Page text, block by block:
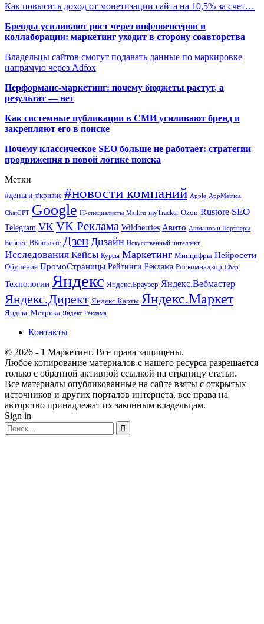
Как повысить доход от монетизации сайта на 10,5% за счет…
Бренды усиливают рост через инфлюенсеров и
коллаборации: маркетинг уходит в сторону соавторства
Владельцы сайтов смогут подавать данные по маркировке
напрямую через Adfox
Перформанс-маркетинг: почему бюджеты растут, а
результат — нет
Как системные публикации в СМИ усиливают бренд и
закрепляют его в поиске
Почему классическое SEO больше не работает: стратегии
продвижения в новой логике поиска
Метки
#деньги #кризис #новости компаний Apple AppMetrica
ChatGPT Google IT-специалисты Mail.ru myTracker Ozon Rustore SEO
Telegram VK VK Реклама Wildberries Авито Ашманов и Партнеры
Бизнес ВКонтакте Дзен Дизайн Искусственный интеллект
Исследования Кейсы Курсы Маркетинг Минцифры Нейросети
Обучение ПромоСтраницы Рейтинги Реклама Роскомнадзор Сбер
Технологии Яндекс Яндекс.Браузер Яндекс.Вебмастер
Яндекс.Директ Яндекс.Карты Яндекс.Маркет
Яндекс.Метрика Яндекс Реклама
Контакты
© 2026 - 1 Маркетинг. Все права защищены.
Любое копирование материалов с нашего ресурса разрешается
только с обратной активной ссылкой на страницу статьи.
Все материалы опубликованные на сайте взяты с открытых
источников и других порталов интернета, все права на
авторство принадлежат их законным владельцам.
Sign in